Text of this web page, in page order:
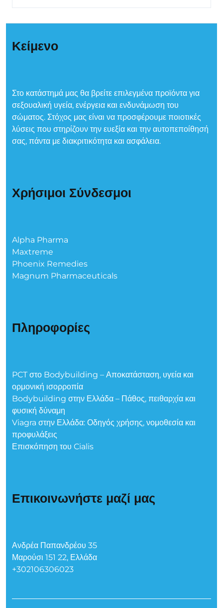
Κείμενο
Στο κατάστημά μας θα βρείτε επιλεγμένα προϊόντα για
σεξουαλική υγεία, ενέργεια και ενδυνάμωση του
σώματος. Στόχος μας είναι να προσφέρουμε ποιοτικές
λύσεις που στηρίζουν την ευεξία και την αυτοπεποίθησή
σας, πάντα με διακριτικότητα και ασφάλεια.
Χρήσιμοι Σύνδεσμοι
Alpha Pharma
Maxtreme
Phoenix Remedies
Magnum Pharmaceuticals
Πληροφορίες
PCT στο Bodybuilding – Αποκατάσταση, υγεία και
ορμονική ισορροπία
Bodybuilding στην Ελλάδα – Πάθος, πειθαρχία και
φυσική δύναμη
Viagra στην Ελλάδα: Οδηγός χρήσης, νομοθεσία και
προφυλάξεις
Επισκόπηση του Cialis
Επικοινωνήστε μαζί μας
Ανδρέα Παπανδρέου 35
Μαρούσι 151 22, Ελλάδα
+302106306023